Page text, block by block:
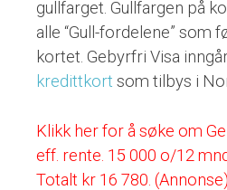
gullfarget. Gullfargen på
alle “Gull-fordelene” som
kortet. Gebyrfri Visa
kredittkort som tilbys i
Klikk her for å søke om
eff. rente. 15 000 o/12
Totalt kr 16 780. (Annonse).